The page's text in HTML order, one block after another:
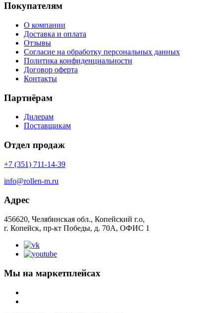
Покупателям
О компании
Доставка и оплата
Отзывы
Согласие на обработку персональных данных
Политика конфиденциальности
Договор оферта
Контакты
Партнёрам
Дилерам
Поставщикам
Отдел продаж
+7 (351) 711-14-39
info@rollen-m.ru
Адрес
456620, Челябинская обл., Копейский г.о,
г. Копейск, пр-кт Победы, д. 70А, ОФИС 1
Мы на маркетплейсах